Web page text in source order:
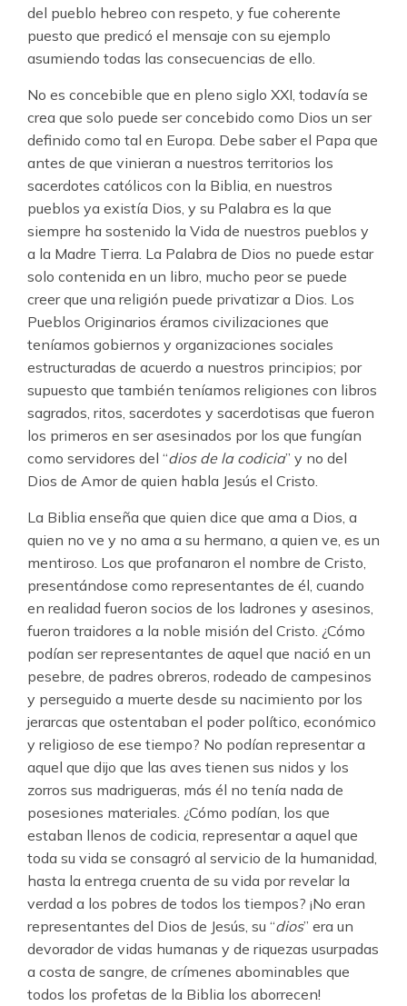
del pueblo hebreo con respeto, y fue coherente
puesto que predicó el mensaje con su ejemplo
asumiendo todas las consecuencias de ello.
No es concebible que en pleno siglo XXI, todavía se
crea que solo puede ser concebido como Dios un ser
definido como tal en Europa. Debe saber el Papa que
antes de que vinieran a nuestros territorios los
sacerdotes católicos con la Biblia, en nuestros
pueblos ya existía Dios, y su Palabra es la que
siempre ha sostenido la Vida de nuestros pueblos y
a la Madre Tierra. La Palabra de Dios no puede estar
solo contenida en un libro, mucho peor se puede
creer que una religión puede privatizar a Dios. Los
Pueblos Originarios éramos civilizaciones que
teníamos gobiernos y organizaciones sociales
estructuradas de acuerdo a nuestros principios; por
supuesto que también teníamos religiones con libros
sagrados, ritos, sacerdotes y sacerdotisas que fueron
los primeros en ser asesinados por los que fungían
como servidores del “dios de la codicia” y no del
Dios de Amor de quien habla Jesús el Cristo.
La Biblia enseña que quien dice que ama a Dios, a
quien no ve y no ama a su hermano, a quien ve, es un
mentiroso. Los que profanaron el nombre de Cristo,
presentándose como representantes de él, cuando
en realidad fueron socios de los ladrones y asesinos,
fueron traidores a la noble misión del Cristo. ¿Cómo
podían ser representantes de aquel que nació en un
pesebre, de padres obreros, rodeado de campesinos
y perseguido a muerte desde su nacimiento por los
jerarcas que ostentaban el poder político, económico
y religioso de ese tiempo? No podían representar a
aquel que dijo que las aves tienen sus nidos y los
zorros sus madrigueras, más él no tenía nada de
posesiones materiales. ¿Cómo podían, los que
estaban llenos de codicia, representar a aquel que
toda su vida se consagró al servicio de la humanidad,
hasta la entrega cruenta de su vida por revelar la
verdad a los pobres de todos los tiempos? ¡No eran
representantes del Dios de Jesús, su “dios” era un
devorador de vidas humanas y de riquezas usurpadas
a costa de sangre, de crímenes abominables que
todos los profetas de la Biblia los aborrecen!